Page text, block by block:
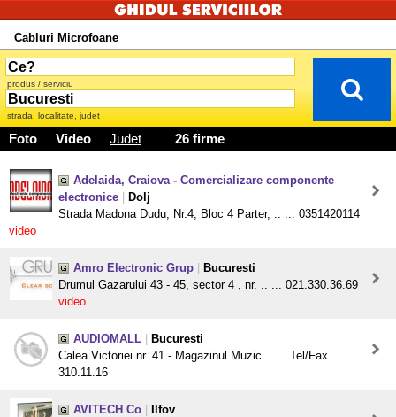
Cabluri Microfoane
produs / serviciu
strada, localitate, judet
Foto Video Judet 26 firme
Adelaida, Craiova - Comercializare componente
electronice
Dolj
Strada Madona Dudu, Nr.4, Bloc 4 Parter, .. ... 0351420114
video
Amro Electronic Grup
Bucuresti
Drumul Gazarului 43 - 45, sector 4 , nr. .. ... 021.330.36.69
video
AUDIOMALL
Bucuresti
Calea Victoriei nr. 41 - Magazinul Muzic .. ... Tel/Fax
310.11.16
AVITECH Co
Ilfov